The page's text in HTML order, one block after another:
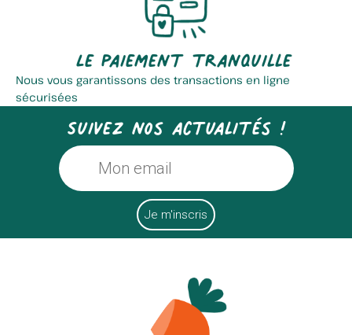
Le paiement tranquille
Nous vous garantissons des transactions en ligne
sécurisées
Suivez nos actualités !